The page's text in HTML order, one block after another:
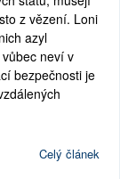
z vězení. Loni
azyl
neví v
bezpečnosti je
Celý článek